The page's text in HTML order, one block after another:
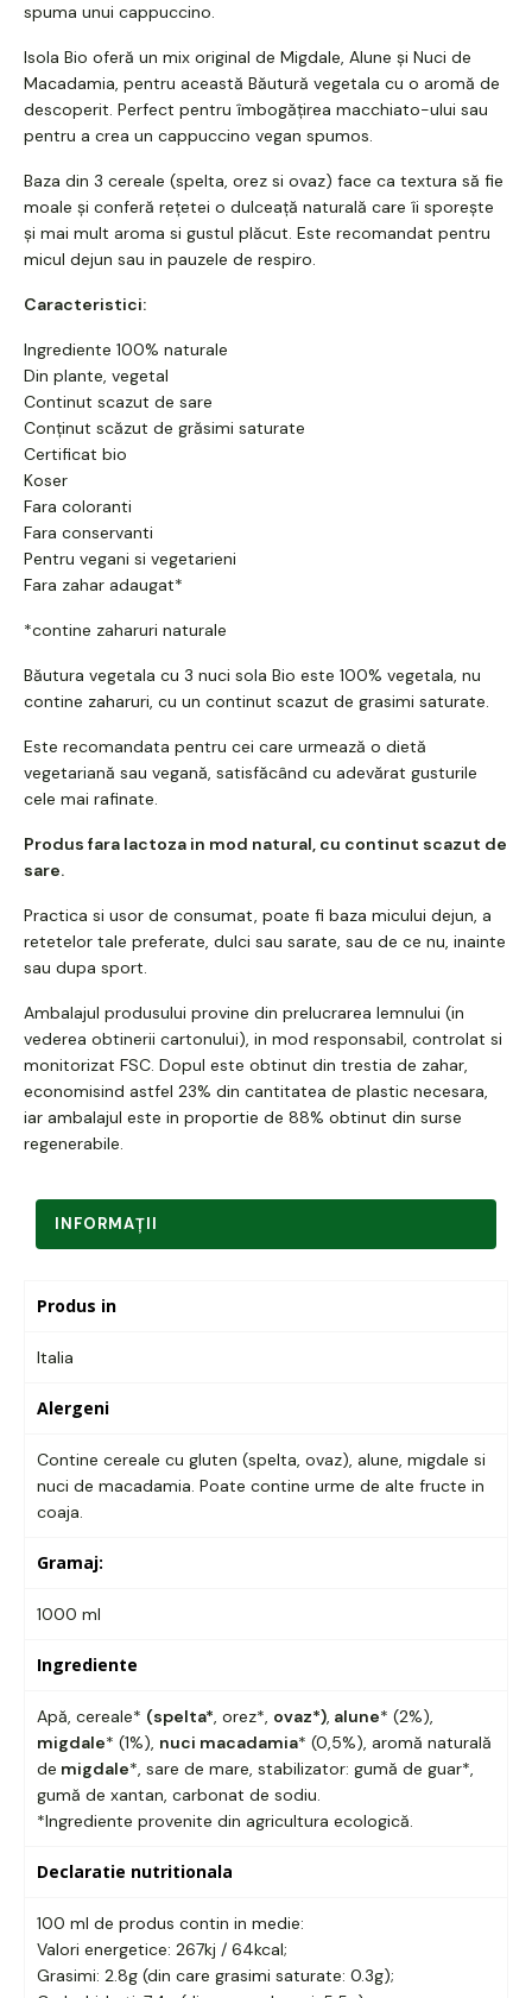
spuma unui cappuccino.
Isola Bio oferă un mix original de Migdale, Alune și Nuci de
Macadamia, pentru această Băutură vegetala cu o aromă de
descoperit. Perfect pentru îmbogățirea macchiato-ului sau
pentru a crea un cappuccino vegan spumos.
Baza din 3 cereale (spelta, orez si ovaz) face ca textura să fie
moale și conferă rețetei o dulceață naturală care îi sporește
și mai mult aroma si gustul plăcut. Este recomandat pentru
micul dejun sau in pauzele de respiro.
Caracteristici:
Ingrediente 100% naturale
Din plante, vegetal
Continut scazut de sare
Conținut scăzut de grăsimi saturate
Certificat bio
Koser
Fara coloranti
Fara conservanti
Pentru vegani si vegetarieni
Fara zahar adaugat*
*contine zaharuri naturale
Băutura vegetala cu 3 nuci sola Bio este 100% vegetala, nu
contine zaharuri, cu un continut scazut de grasimi saturate.
Este recomandata pentru cei care urmează o dietă
vegetariană sau vegană, satisfăcând cu adevărat gusturile
cele mai rafinate.
Produs fara lactoza in mod natural, cu continut scazut de
sare.
Practica si usor de consumat, poate fi baza micului dejun, a
retetelor tale preferate, dulci sau sarate, sau de ce nu, inainte
sau dupa sport.
Ambalajul produsului provine din prelucrarea lemnului (in
vederea obtinerii cartonului), in mod responsabil, controlat si
monitorizat FSC. Dopul este obtinut din trestia de zahar,
economisind astfel 23% din cantitatea de plastic necesara,
iar ambalajul este in proportie de 88% obtinut din surse
regenerabile.
INFORMAŢII
Produs in
Italia
Alergeni
Contine cereale cu gluten (spelta, ovaz), alune, migdale si
nuci de macadamia. Poate contine urme de alte fructe in
coaja.
Gramaj:
1000 ml
Ingrediente
Apă, cereale* (spelta*, orez*, ovaz*), alune* (2%),
migdale* (1%), nuci macadamia* (0,5%), aromă naturală
de migdale*, sare de mare, stabilizator: gumă de guar*,
gumă de xantan, carbonat de sodiu.
*Ingrediente provenite din agricultura ecologică.
Declaratie nutritionala
100 ml de produs contin in medie:
Valori energetice: 267kj / 64kcal;
Grasimi: 2.8g (din care grasimi saturate: 0.3g);